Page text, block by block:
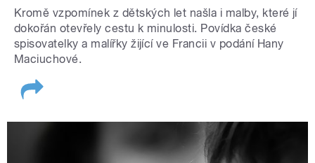
Kromě vzpomínek z dětských let našla i malby, které jí
dokořán otevřely cestu k minulosti. Povídka české
spisovatelky a malířky žijící ve Francii v podání Hany
Maciuchové.